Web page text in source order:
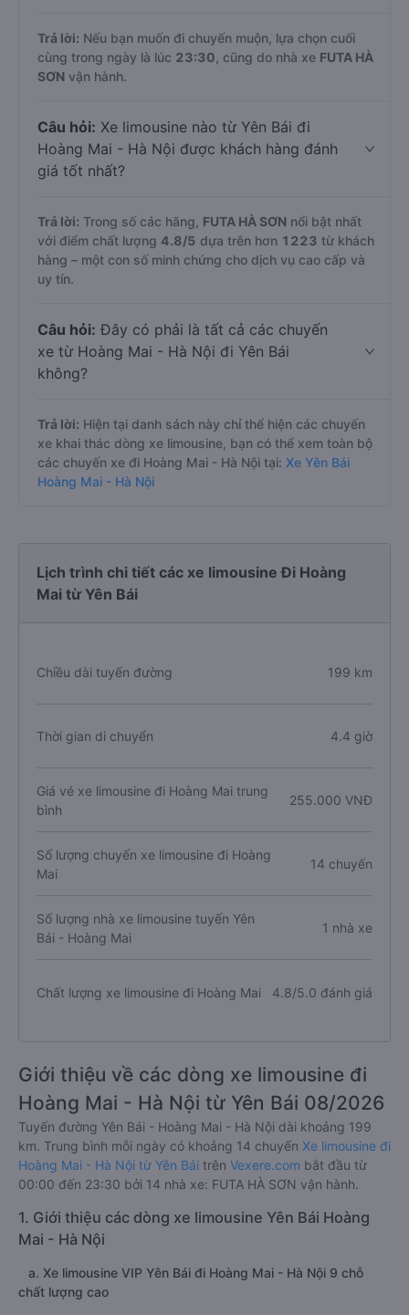
Trả lời: Nếu bạn muốn đi chuyến muộn, lựa chọn cuối
cùng trong ngày là lúc 23:30 , cũng do nhà xe FUTA HÀ
SƠN vận hành.
Câu hỏi: Xe limousine nào từ Yên Bái đi
Hoàng Mai - Hà Nội được khách hàng đánh
giá tốt nhất?
Trả lời: Trong số các hãng, FUTA HÀ SƠN nổi bật nhất
với điểm chất lượng 4.8/5 dựa trên hơn 1223 từ khách
hàng – một con số minh chứng cho dịch vụ cao cấp và
uy tín.
Câu hỏi: Đây có phải là tất cả các chuyến
xe từ Hoàng Mai - Hà Nội đi Yên Bái
không?
Trả lời: Hiện tại danh sách này chỉ thể hiện các chuyến
xe khai thác dòng xe limousine, bạn có thể xem toàn bộ
các chuyến xe đi Hoàng Mai - Hà Nội tại: Xe Yên Bái
Hoàng Mai - Hà Nội
Lịch trình chi tiết các xe limousine Đi Hoàng
Mai từ Yên Bái
Chiều dài tuyến đường 199 km
Thời gian di chuyển 4.4 giờ
Giá vé xe limousine đi Hoàng Mai trung
bình
255.000 VNĐ
Số lượng chuyến xe limousine đi Hoàng
Mai
14 chuyến
Số lượng nhà xe limousine tuyến Yên
Bái - Hoàng Mai
1 nhà xe
Chất lượng xe limousine đi Hoàng Mai 4.8/5.0 đánh giá
Giới thiệu về các dòng xe limousine đi
Hoàng Mai - Hà Nội từ Yên Bái 08/2026
Tuyến đường Yên Bái - Hoàng Mai - Hà Nội dài khoảng 199
km. Trung bình mỗi ngày có khoảng 14 chuyến Xe limousine đi
Hoàng Mai - Hà Nội từ Yên Bái trên Vexere.com bắt đầu từ
00:00 đến 23:30 bởi 14 nhà xe: FUTA HÀ SƠN vận hành.
1. Giới thiệu các dòng xe limousine Yên Bái Hoàng
Mai - Hà Nội
a. Xe limousine VIP Yên Bái đi Hoàng Mai - Hà Nội 9 chỗ
chất lượng cao